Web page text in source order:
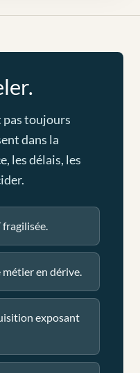
pas toujours
dans la
les délais, les
métier en dérive.
exposant